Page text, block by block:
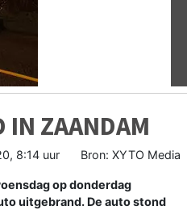
IN ZAANDAM
8:14 uur Bron: XYTO Media
op donderdag
uitgebrand. De auto stond